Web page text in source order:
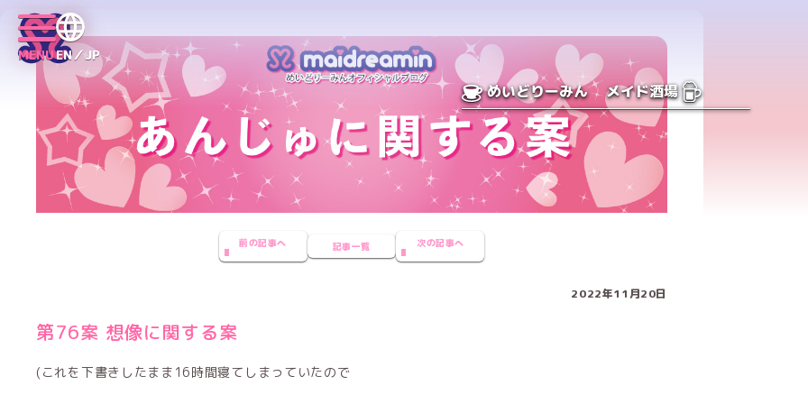
MENUEN／JP
めいどりーみん メイド酒場
前の記事へ 記事一覧 次の記事へ
2022年11月20日
第76案 想像に関する案
(これを下書きしたまま16時間寝てしまっていたので